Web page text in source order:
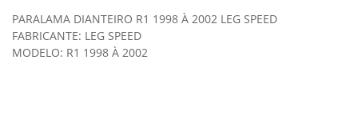
PARALAMA DIANTEIRO R1 1998 À 2002 LEG SPEED
FABRICANTE: LEG SPEED
MODELO: R1 1998 À 2002